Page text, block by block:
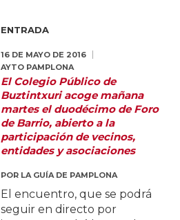
ENTRADA
16 DE MAYO DE 2016
AYTO PAMPLONA
El Colegio Público de
Buztintxuri acoge mañana
martes el duodécimo de Foro
de Barrio, abierto a la
participación de vecinos,
entidades y asociaciones
POR LA GUÍA DE PAMPLONA
El encuentro, que se podrá
seguir en directo por